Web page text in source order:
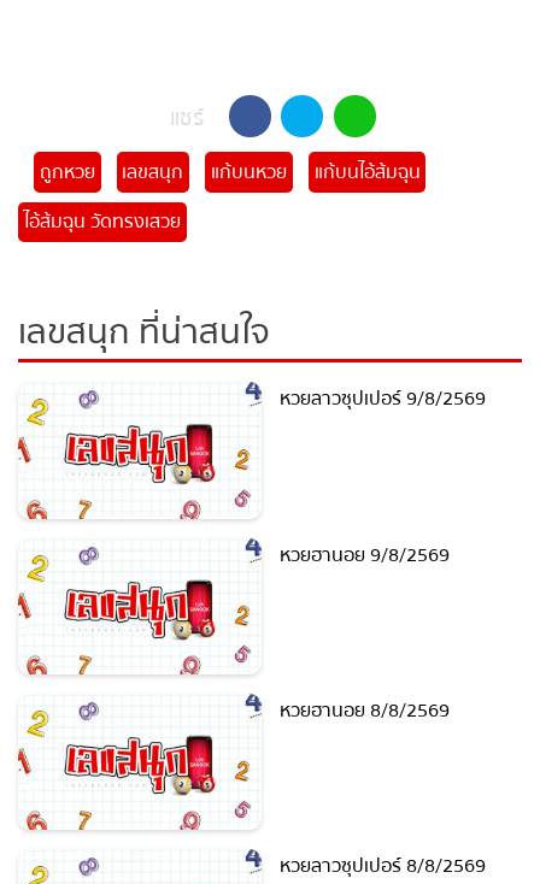
แชร์
ไอ้ส้มฉุน วัดทรงเสวย
เลขสนุก ที่น่าสนใจ